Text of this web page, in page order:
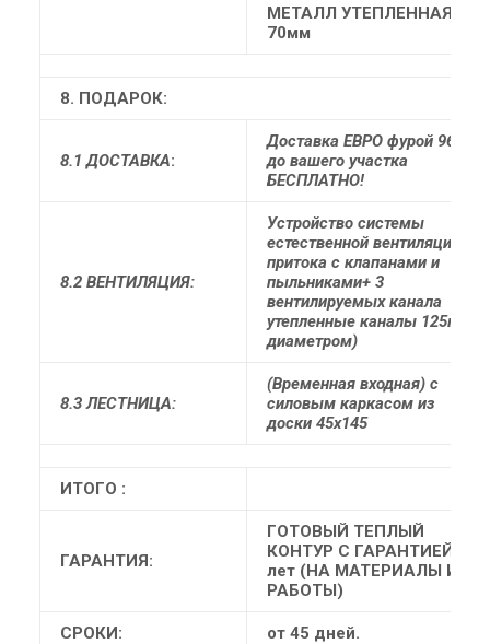
МЕТАЛЛ УТЕПЛЕННАЯ
70мм
8. ПОДАРОК:
8.1 ДОСТАВКА:
Доставка ЕВРО фурой 96м3
до вашего участка
БЕСПЛАТНО!
8.2 ВЕНТИЛЯЦИЯ:
Устройство системы
естественной вентиляции (3
притока с клапанами и
пыльниками+ 3
вентилируемых канала
утепленные каналы 125мм
диаметром)
8.3 ЛЕСТНИЦА:
(Временная входная) с
силовым каркасом из
доски 45х145
ИТОГО :
ГАРАНТИЯ:
ГОТОВЫЙ ТЕПЛЫЙ
КОНТУР С ГАРАНТИЕЙ 10
лет (НА МАТЕРИАЛЫ И
РАБОТЫ)
СРОКИ: от 45 дней.